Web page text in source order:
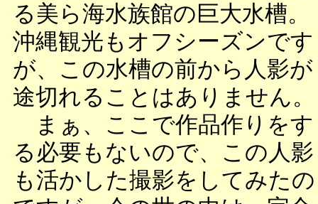
る美ら海水族館の巨大水槽。
沖縄観光もオフシーズンです
が、この水槽の前から人影が
途切れることはありません。
まぁ、ここで作品作りをす
る必要もないので、この人影
も活かした撮影をしてみたの